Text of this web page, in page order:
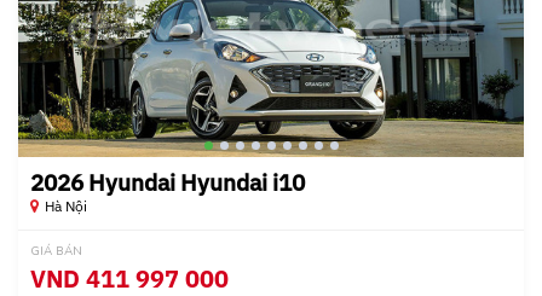
2026 Hyundai Hyundai i10
Hà Nội
GIÁ BÁN
VND 411 997 000